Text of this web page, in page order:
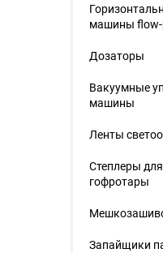
машины flow-
Дозаторы
Вакуумные
машины
Ленты
Степлеры
гофротары
Запайщики